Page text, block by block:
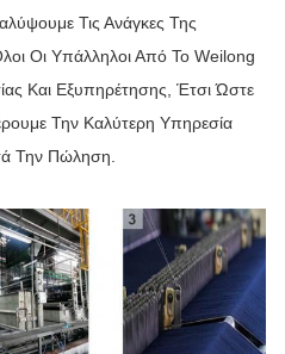
Τις Ανάγκες Της
Οι Υπάλληλοι Από Το Weilong
Και Εξυπηρέτησης, Έτσι Ώστε
Την Καλύτερη Υπηρεσία
Την Πώληση.